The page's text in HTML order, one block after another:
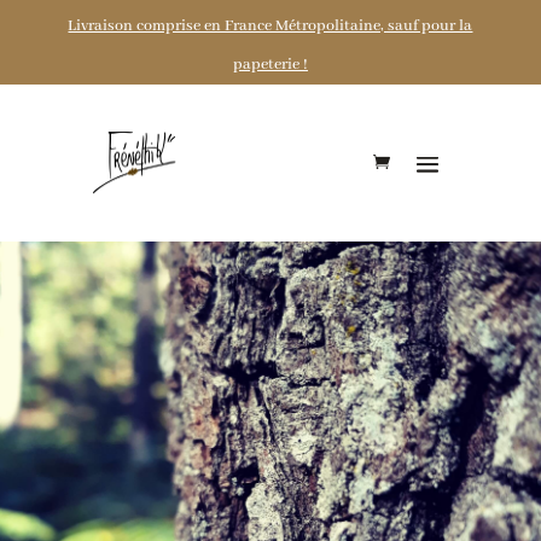
Livraison comprise en France Métropolitaine, sauf pour la
papeterie !